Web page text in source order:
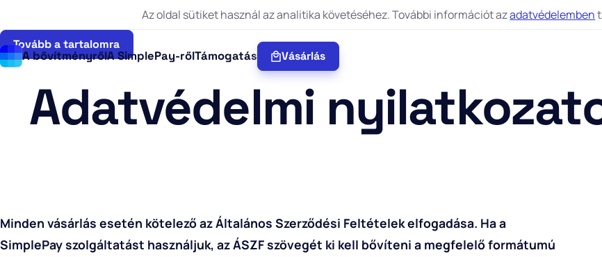
Az oldal sütiket használ az analitika követéséhez. További információt azadatvédelemben
Tovább a tartalomra
A bővítményrőlA SimplePay-rőlTámogatás Vásárlás
Adatvédelmi
Minden vásárlás esetén kötelező az Általános Szerződési Feltételek elfogadása. Ha a
SimplePay szolgáltatást használjuk, az ÁSZF szövegét ki kell bővíteni a megfelelő formátumú